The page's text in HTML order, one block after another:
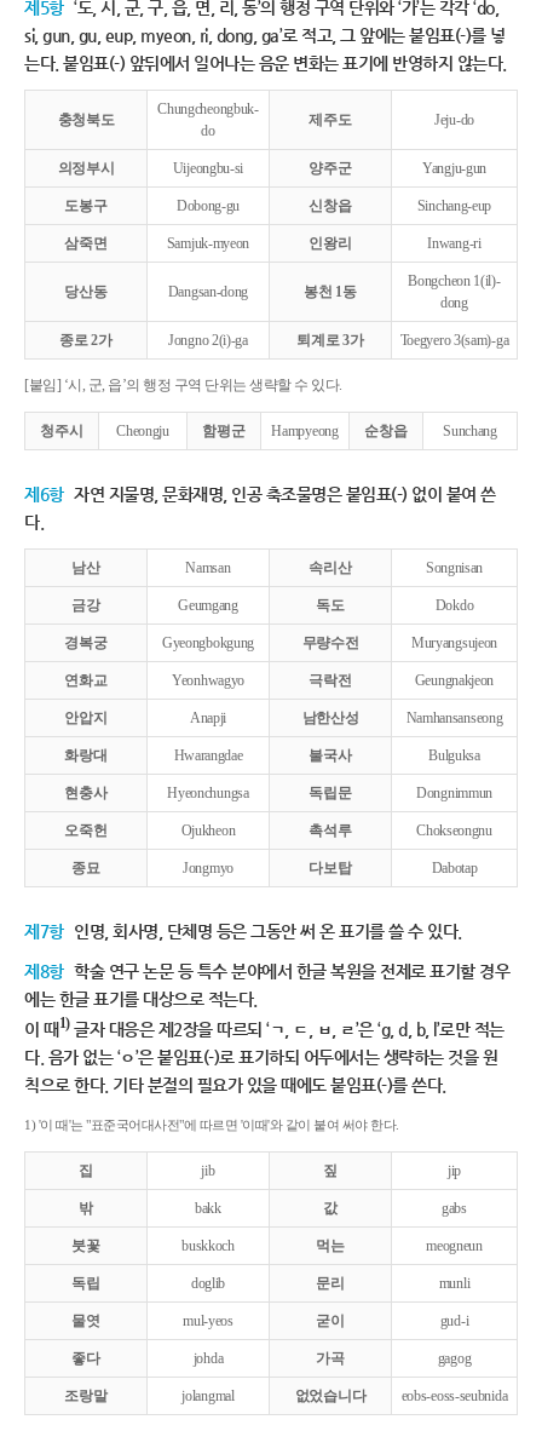
제5항 ‘도, 시, 군, 구, 읍, 면, 리, 동’의 행정 구역 단위와 ‘가’는 각각 ‘do,
si, gun, gu, eup, myeon, ri, dong, ga’로 적고, 그 앞에는 붙임표(-)를 넣
는다. 붙임표(-) 앞뒤에서 일어나는 음운 변화는 표기에 반영하지 않는다.
충청북도
Chungcheongbuk-
do
제주도 Jeju-do
의정부시 Uijeongbu-si 양주군 Yangju-gun
도봉구 Dobong-gu 신창읍 Sinchang-eup
삼죽면 Samjuk-myeon 인왕리 Inwang-ri
당산동 Dangsan-dong 봉천 1동
Bongcheon 1(il)-
dong
종로 2가 Jongno 2(i)-ga 퇴계로 3가 Toegyero 3(sam)-ga
[붙임] ‘시, 군, 읍’의 행정 구역 단위는 생략할 수 있다.
청주시 Cheongju 함평군 Hampyeong 순창읍 Sunchang
제6항 자연 지물명, 문화재명, 인공 축조물명은 붙임표(-) 없이 붙여 쓴
다.
남산 Namsan 속리산 Songnisan
금강 Geumgang 독도 Dokdo
경복궁 Gyeongbokgung 무량수전 Muryangsujeon
연화교 Yeonhwagyo 극락전 Geungnakjeon
안압지 Anapji 남한산성 Namhansanseong
화랑대 Hwarangdae 불국사 Bulguksa
현충사 Hyeonchungsa 독립문 Dongnimmun
오죽헌 Ojukheon 촉석루 Chokseongnu
종묘 Jongmyo 다보탑 Dabotap
제7항 인명, 회사명, 단체명 등은 그동안 써 온 표기를 쓸 수 있다.
제8항 학술 연구 논문 등 특수 분야에서 한글 복원을 전제로 표기할 경우
에는 한글 표기를 대상으로 적는다.
이 때1)글자 대응은 제2장을 따르되 ‘ㄱ, ㄷ, ㅂ, ㄹ’은 ‘g, d, b, l’로만 적는
다. 음가 없는 ‘ㅇ’은 붙임표(-)로 표기하되 어두에서는 생략하는 것을 원
칙으로 한다. 기타 분절의 필요가 있을 때에도 붙임표(-)를 쓴다.
1) '이 때'는 "표준국어대사전"에 따르면 '이때'와 같이 붙여 써야 한다.
집 jib 짚 jip
밖 bakk 값 gabs
붓꽃 buskkoch 먹는 meogneun
독립 doglib 문리 munli
물엿 mul-yeos 굳이 gud-i
좋다 johda 가곡 gagog
조랑말 jolangmal 없었습니다 eobs-eoss-seubnida